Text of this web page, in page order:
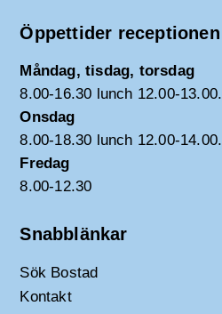
Öppettider receptionen
Måndag, tisdag, torsdag
8.00-16.30 lunch 12.00-13.00.
Onsdag
8.00-18.30 lunch 12.00-14.00.
Fredag
8.00-12.30
Snabblänkar
Sök Bostad
Kontakt